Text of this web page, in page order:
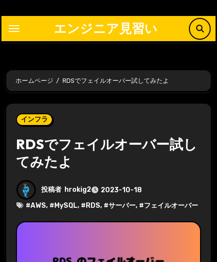
ッ
プ
エンジニア見習い
ホームページ RDSでフェイルオーバー試してみたよ
インフラ
RDSでフェイルオーバー試し
てみたよ
投稿者 hrokig2
2023-10-18
#AWS, # MySQL, # RDS, #サーバー, #フェイルオーバー